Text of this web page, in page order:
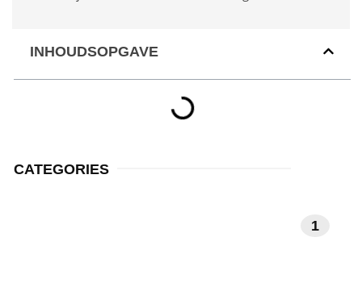
INHOUDSOPGAVE
CATEGORIES
1